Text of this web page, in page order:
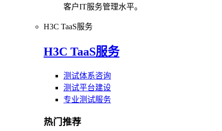
客户IT服务管理水平。
H3C TaaS服务
H3C TaaS服务
测试体系咨询
测试平台建设
专业测试服务
热门推荐